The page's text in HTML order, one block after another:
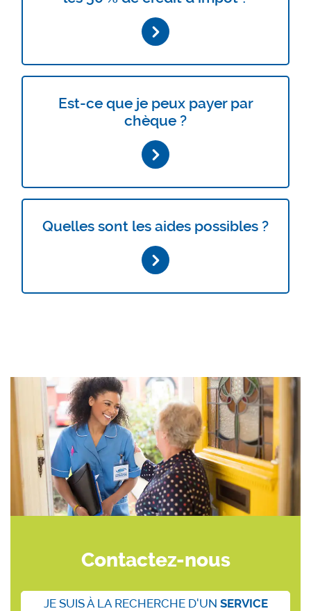
Est-ce que je peux payer par
chèque ?
Quelles sont les aides possibles ?
Contactez-nous
JE SUIS À LA RECHERCHE D'UN SERVICE